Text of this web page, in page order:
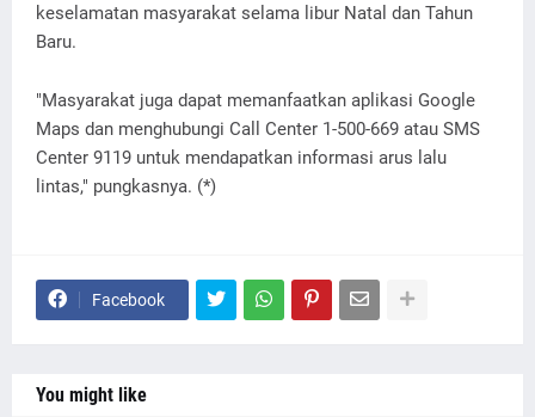
keselamatan masyarakat selama libur Natal dan Tahun
Baru.
"Masyarakat juga dapat memanfaatkan aplikasi Google
Maps dan menghubungi Call Center 1-500-669 atau SMS
Center 9119 untuk mendapatkan informasi arus lalu
lintas," pungkasnya. (*)
Facebook
You might like